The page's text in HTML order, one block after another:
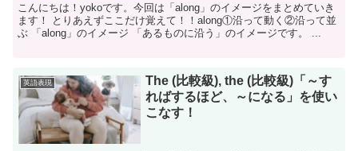
こんにちは！yokoです。今回は「along」のイメージをまとめていき
ます！ とりあえずここだけ覚えて！！along①沿って動く②沿って並
ぶ 「along」のイメージ 「あるものに沿う」のイメージです。 ...
英語表現
The (比較級), the (比較級)「～す
ればするほど、～になる」を使い
こなす！